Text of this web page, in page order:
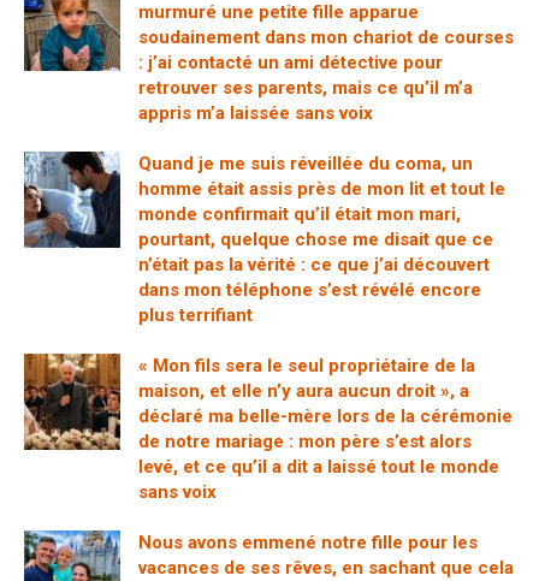
murmuré une petite fille apparue
soudainement dans mon chariot de courses
: j’ai contacté un ami détective pour
retrouver ses parents, mais ce qu’il m’a
appris m’a laissée sans voix
Quand je me suis réveillée du coma, un
homme était assis près de mon lit et tout le
monde confirmait qu’il était mon mari,
pourtant, quelque chose me disait que ce
n’était pas la vérité : ce que j’ai découvert
dans mon téléphone s’est révélé encore
plus terrifiant
« Mon fils sera le seul propriétaire de la
maison, et elle n’y aura aucun droit », a
déclaré ma belle-mère lors de la cérémonie
de notre mariage : mon père s’est alors
levé, et ce qu’il a dit a laissé tout le monde
sans voix
Nous avons emmené notre fille pour les
vacances de ses rêves, en sachant que cela